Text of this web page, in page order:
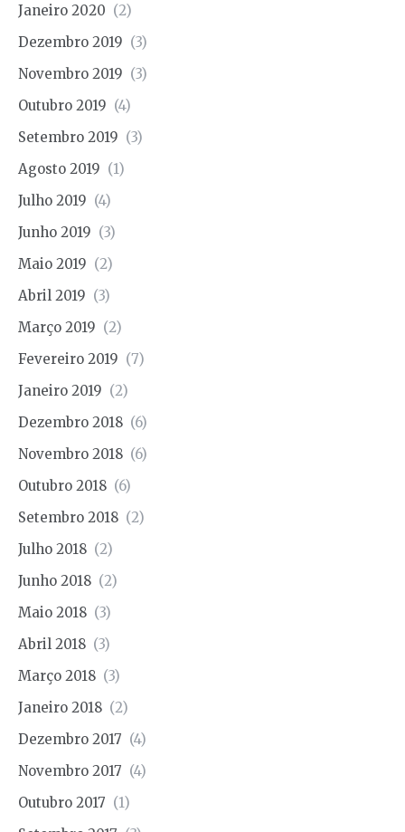
Janeiro 2020 (2)
Dezembro 2019 (3)
Novembro 2019 (3)
Outubro 2019 (4)
Setembro 2019 (3)
Agosto 2019 (1)
Julho 2019 (4)
Junho 2019 (3)
Maio 2019 (2)
Abril 2019 (3)
Março 2019 (2)
Fevereiro 2019 (7)
Janeiro 2019 (2)
Dezembro 2018 (6)
Novembro 2018 (6)
Outubro 2018 (6)
Setembro 2018 (2)
Julho 2018 (2)
Junho 2018 (2)
Maio 2018 (3)
Abril 2018 (3)
Março 2018 (3)
Janeiro 2018 (2)
Dezembro 2017 (4)
Novembro 2017 (4)
Outubro 2017 (1)